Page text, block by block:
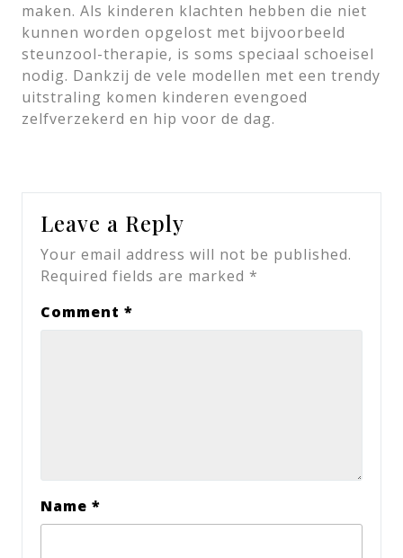
maken. Als kinderen klachten hebben die niet
kunnen worden opgelost met bijvoorbeeld
steunzool-therapie, is soms speciaal schoeisel
nodig. Dankzij de vele modellen met een trendy
uitstraling komen kinderen evengoed
zelfverzekerd en hip voor de dag.
Leave a Reply
Your email address will not be published.
Required fields are marked *
Comment *
Name *